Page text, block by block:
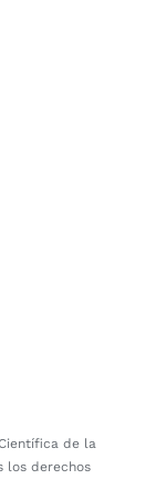
de la
los derechos